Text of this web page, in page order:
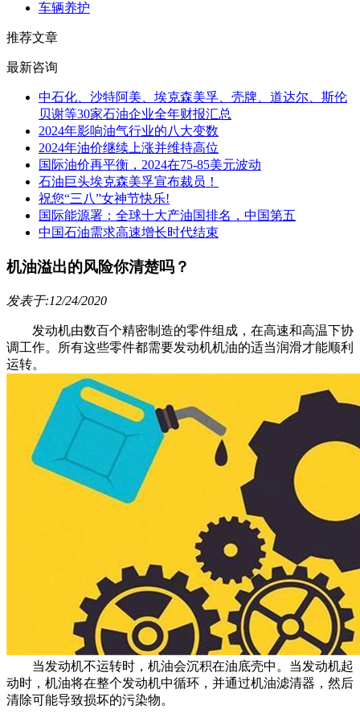
车辆养护
推荐文章
最新咨询
中石化、沙特阿美、埃克森美孚、壳牌、道达尔、斯伦
贝谢等30家石油企业全年财报汇总
2024年影响油气行业的八大变数
2024年油价继续上涨并维持高位
国际油价再平衡，2024在75-85美元波动
石油巨头埃克森美孚宣布裁员！
祝您“三八”女神节快乐!
国际能源署：全球十大产油国排名，中国第五
中国石油需求高速增长时代结束
机油溢出的风险你清楚吗？
发表于:12/24/2020
发动机由数百个精密制造的零件组成，在高速和高温下协
调工作。所有这些零件都需要发动机机油的适当润滑才能顺利
运转。
当发动机不运转时，机油会沉积在油底壳中。当发动机起
动时，机油将在整个发动机中循环，并通过机油滤清器，然后
清除可能导致损坏的污染物。